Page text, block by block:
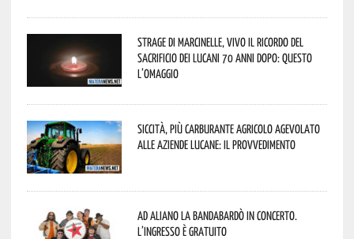
Strage di Marcinelle, vivo il ricordo del
sacrificio dei lucani 70 anni dopo: questo
l’omaggio
Siccità, più carburante agricolo agevolato
alle aziende lucane: il provvedimento
Ad Aliano la Bandabardò in concerto.
L’ingresso è gratuito